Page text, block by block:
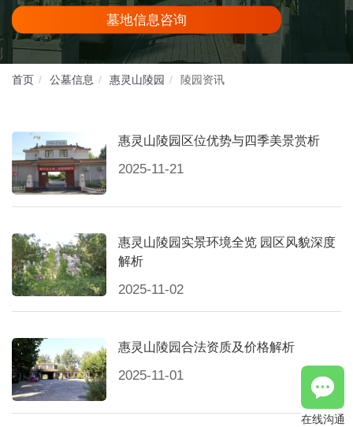
墓地信息咨询
首页 公墓信息 惠灵山陵园 陵园资讯
惠灵山陵园区位优势与四季美景赏析
2025-11-21
惠灵山陵园实景环境全览 园区风貌深度
解析
2025-11-02
惠灵山陵园合法资质及价格解析
2025-11-01
在线沟通